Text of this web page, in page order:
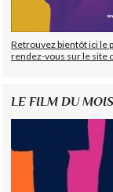
Retrouvez bientôt ici le
rendez-vous sur le site
LE FILM DU MOIS